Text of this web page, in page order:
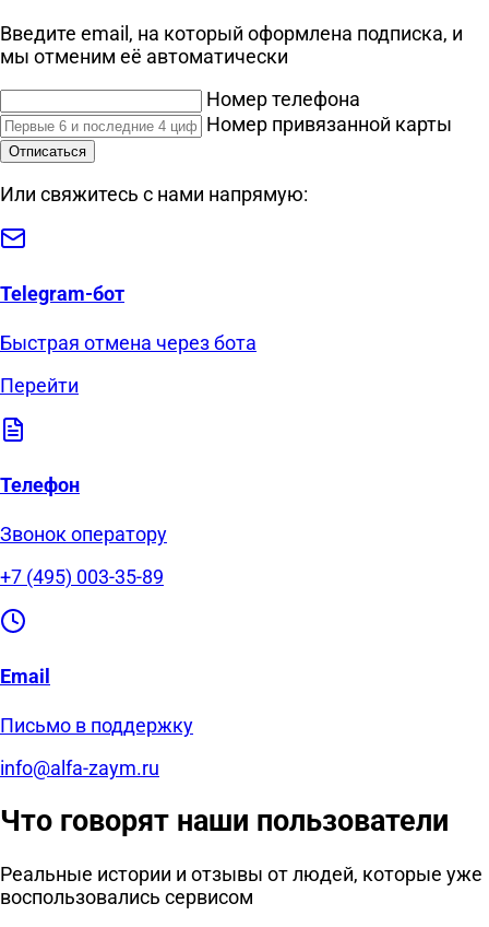
Введите email, на который оформлена подписка, и
мы отменим её автоматически
Номер телефона
Номер привязанной карты
Отписаться
Или свяжитесь с нами напрямую:
Telegram-бот
Быстрая отмена через бота
Перейти
Телефон
Звонок оператору
+7 (495) 003-35-89
Email
Письмо в поддержку
info@alfa-zaym.ru
Что говорят наши пользователи
Реальные истории и отзывы от людей, которые уже
воспользовались сервисом